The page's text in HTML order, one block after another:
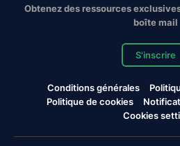
Obtenez des ressources
boîte mail
S'inscrire
Conditions générales
Politique de cookies
Cookies